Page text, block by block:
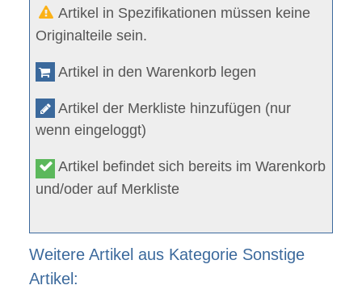
Artikel in Spezifikationen müssen keine
Originalteile sein.
Artikel in den Warenkorb legen
Artikel der Merkliste hinzufügen (nur
wenn eingeloggt)
Artikel befindet sich bereits im Warenkorb
und/oder auf Merkliste
Weitere Artikel aus Kategorie Sonstige
Artikel: